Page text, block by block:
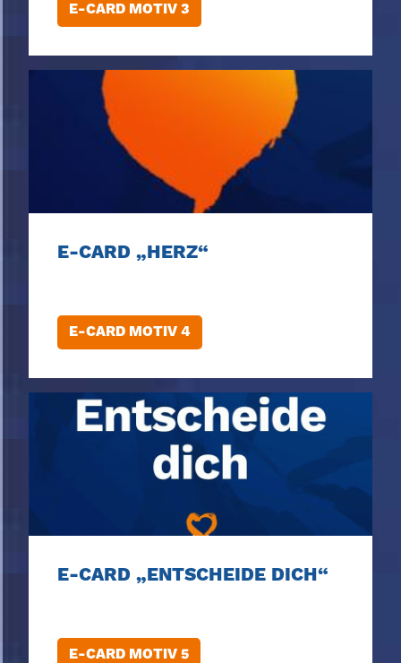
E-CARD MOTIV 3
E-CARD „HERZ“
E-CARD MOTIV 4
E-CARD „ENTSCHEIDE DICH“
E-CARD MOTIV 5